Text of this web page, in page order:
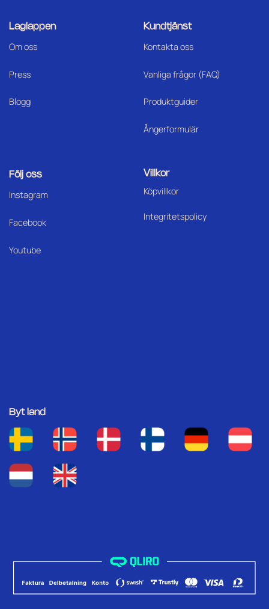
Laglappen
Om oss
Press
Blogg
Kundtjänst
Kontakta oss
Vanliga frågor (FAQ)
Produktguider
Ångerformulär
Följ oss
Instagram
Facebook
Youtube
Villkor
Köpvillkor
Integritetspolicy
Byt land